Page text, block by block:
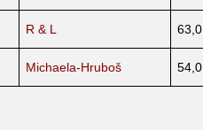
R & L 63,0
Michaela-Hruboš 54,0